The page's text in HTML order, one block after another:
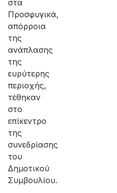
στα
Προσφυγικά,
απόρροια
της
ανάπλασης
της
ευρύτερης
περιοχής,
τέθηκαν
στο
επίκεντρο
της
συνεδρίασης
του
Δημοτικού
Συμβουλίου.